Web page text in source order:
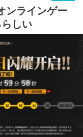
ンラインゲー
しい